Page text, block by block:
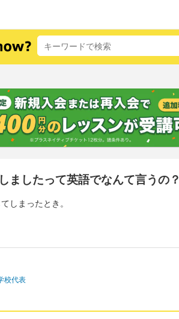
ましたって英語でなんて言うの？
しまったとき。
校代表